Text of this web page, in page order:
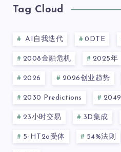
Tag Cloud
AI自我迭代 0DTE
2008金融危机 2025年
2026 2026创业趋势
2030 Predictions 2049
23小时交易 3D集成
5-HT2a受体 54%法则